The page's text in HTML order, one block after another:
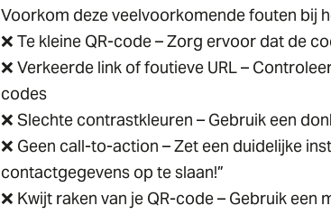
Voorkom deze veelvoorkomende fouten bij
❌ Te kleine QR-code – Zorg ervoor dat de
❌ Verkeerde link of foutieve URL –
codes
❌ Slechte contrastkleuren – Gebruik een
❌ Geen call-to-action – Zet een duidelijke
contactgegevens op te slaan!”
❌ Kwijt raken van je QR-code – Gebruik